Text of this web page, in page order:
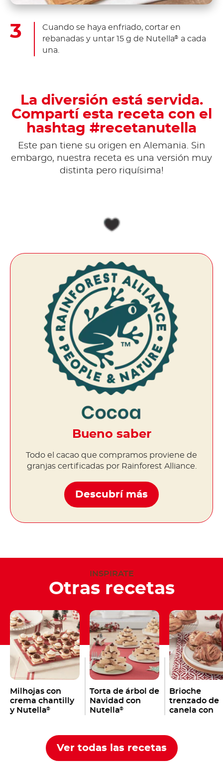
Cuando se haya enfriado, cortar en
rebanadas y untar 15 g de Nutella® a cada
una.
La diversión está servida.
Compartí esta receta con el
hashtag #recetanutella
Este pan tiene su origen en Alemania. Sin
embargo, nuestra receta es una versión muy
distinta pero riquísima!
Bueno saber
Todo el cacao que compramos proviene de
granjas certificadas por Rainforest Alliance.
Descubrí más
INSPIRATE
Otras recetas
Milhojas con
crema chantilly
y Nutella®
Torta de árbol de
Navidad con
Nutella®
Brioche
trenzado de
canela con
Ver todas las recetas